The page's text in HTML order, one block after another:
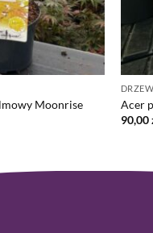
Moonrise
Acer
90,00